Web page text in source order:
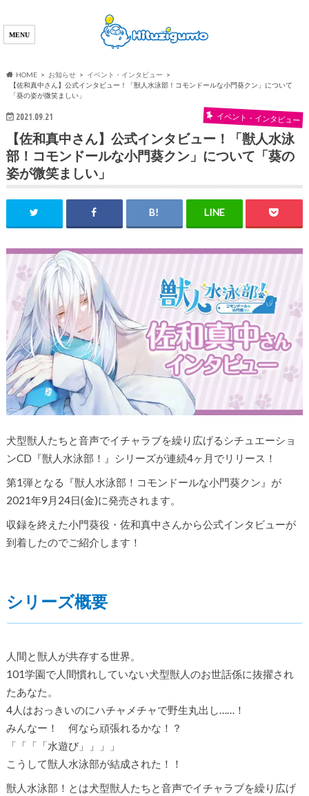
HOME お知らせ
イベント・インタビュー
【佐和真中さん】公式インタビュー！「獣人水泳部！コモンドールな小門葵クン」について
「葵の姿が微笑ましい」
2021.09.21 イベント・インタビュー
【佐和真中さん】公式インタビュー！「獣人水泳
部！コモンドールな小門葵クン」について「葵の
姿が微笑ましい」
犬型獣人たちと音声でイチャラブを繰り広げるシチュエーショ
ンCD『獣人水泳部！』シリーズが連続4ヶ月でリリース！
第1弾となる『獣人水泳部！コモンドールな小門葵クン』が
2021年9月24日(金)に発売されます。
収録を終えた小門葵役・佐和真中さんから公式インタビューが
到着したのでご紹介します！
シリーズ概要
人間と獣人が共存する世界。
101学園で人間慣れしていない犬型獣人のお世話係に抜擢され
たあなた。
4人はおっきいのにハチャメチャで野生丸出し……！
みんなー！ 何なら頑張れるかな！？
「「「「水遊び」」」」
こうして獣人水泳部が結成された！！
獣人水泳部！とは犬型獣人たちと音声でイチャラブを繰り広げ